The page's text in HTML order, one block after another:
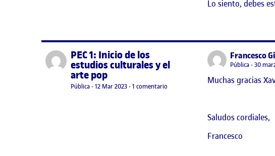
Lo siento, debes
Publicado porPEC 1: Inicio de los
estudios culturales y el
arte pop
Visibilidad:
Pública-Fecha de publicación
12 Mar 202312 marzo, 2023 7:22 pm
-1 comentario en PEC 1: Inicio de los estudios
Francesco
Visibilidad:
Pública 30
Muchas gracias
Saludos cordiales,
Francesco